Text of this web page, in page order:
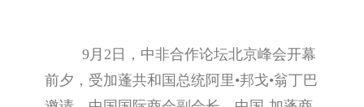
9月2日，中非合作论坛北京峰会开幕
前夕，受加蓬共和国总统阿里•邦戈•翁丁巴